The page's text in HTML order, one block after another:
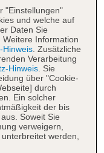
einem Aufzug
den Gästen
Deutsch,
Tat und Rat zur
24 h am Tag
Hauses gehören
und eine
die Gäste
bei der Buchung
Ein Garten
"Einstellungen"
und welche auf
Daten Sie
Information
Hinweis. Zusätzliche
Verarbeitung
Hinweis. Sie
über "Cookie-
durch
Ein solcher
der bis
Soweit Sie
verweigern,
werden,